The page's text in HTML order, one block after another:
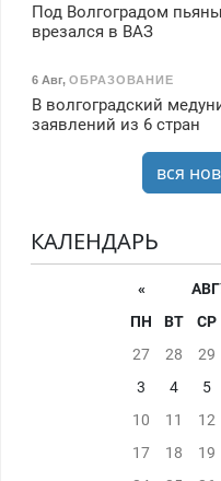
Под Волгоградом
врезался в ВАЗ
6 Авг, ОБРАЗОВАНИЕ
В волгоградский
заявлений из 6 стран
вся
КАЛЕНДАРЬ
«
ПН
ВТ СР
27
28 29
3
4 5
10
11 12
17
18 19